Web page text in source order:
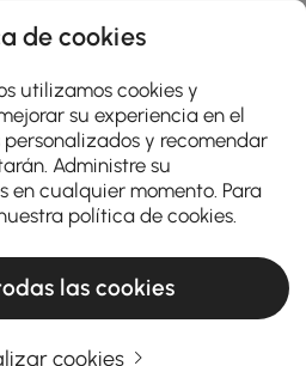
de cookies
utilizamos cookies y
su experiencia en el
y recomendar
Administre su
en cualquier momento. Para
política de cookies
las cookies
cookies